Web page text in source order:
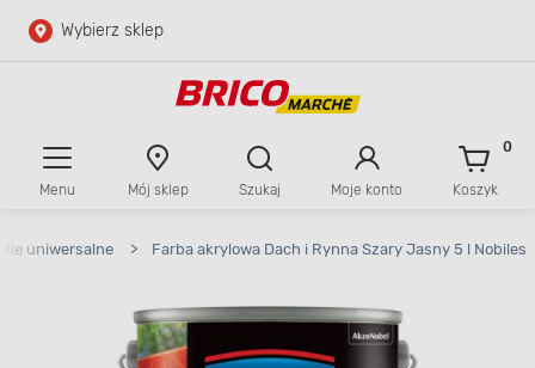
Przejdź do głównej zawartości
Wybierz sklep
Menu Mój sklep Szukaj Moje konto Koszyk
0
uniwersalne > Farba akrylowa Dach i Rynna Szary Jasny 5 l Nobiles